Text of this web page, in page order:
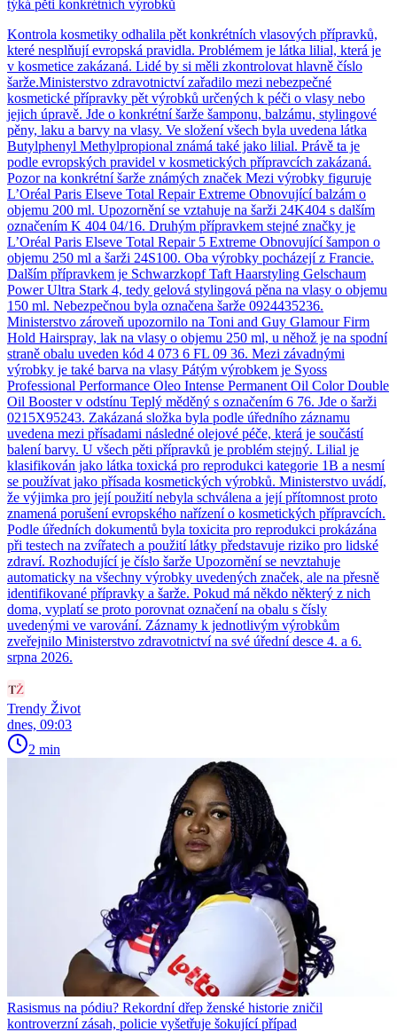
týká pěti konkrétních výrobků
Kontrola kosmetiky odhalila pět konkrétních vlasových přípravků,
které nesplňují evropská pravidla. Problémem je látka lilial, která je
v kosmetice zakázaná. Lidé by si měli zkontrolovat hlavně číslo
šarže.Ministerstvo zdravotnictví zařadilo mezi nebezpečné
kosmetické přípravky pět výrobků určených k péči o vlasy nebo
jejich úpravě. Jde o konkrétní šarže šamponu, balzámu, stylingové
pěny, laku a barvy na vlasy. Ve složení všech byla uvedena látka
Butylphenyl Methylpropional známá také jako lilial. Právě ta je
podle evropských pravidel v kosmetických přípravcích zakázaná.
Pozor na konkrétní šarže známých značek Mezi výrobky figuruje
L’Oréal Paris Elseve Total Repair Extreme Obnovující balzám o
objemu 200 ml. Upozornění se vztahuje na šarži 24K404 s dalším
označením K 404 04/16. Druhým přípravkem stejné značky je
L’Oréal Paris Elseve Total Repair 5 Extreme Obnovující šampon o
objemu 250 ml a šarži 24S100. Oba výrobky pocházejí z Francie.
Dalším přípravkem je Schwarzkopf Taft Haarstyling Gelschaum
Power Ultra Stark 4, tedy gelová stylingová pěna na vlasy o objemu
150 ml. Nebezpečnou byla označena šarže 0924435236.
Ministerstvo zároveň upozornilo na Toni and Guy Glamour Firm
Hold Hairspray, lak na vlasy o objemu 250 ml, u něhož je na spodní
straně obalu uveden kód 4 073 6 FL 09 36. Mezi závadnými
výrobky je také barva na vlasy Pátým výrobkem je Syoss
Professional Performance Oleo Intense Permanent Oil Color Double
Oil Booster v odstínu Teplý měděný s označením 6 76. Jde o šarži
0215X95243. Zakázaná složka byla podle úředního záznamu
uvedena mezi přísadami následné olejové péče, která je součástí
balení barvy. U všech pěti přípravků je problém stejný. Lilial je
klasifikován jako látka toxická pro reprodukci kategorie 1B a nesmí
se používat jako přísada kosmetických výrobků. Ministerstvo uvádí,
že výjimka pro její použití nebyla schválena a její přítomnost proto
znamená porušení evropského nařízení o kosmetických přípravcích.
Podle úředních dokumentů byla toxicita pro reprodukci prokázána
při testech na zvířatech a použití látky představuje riziko pro lidské
zdraví. Rozhodující je číslo šarže Upozornění se nevztahuje
automaticky na všechny výrobky uvedených značek, ale na přesně
identifikované přípravky a šarže. Pokud má někdo některý z nich
doma, vyplatí se proto porovnat označení na obalu s čísly
uvedenými ve varování. Záznamy k jednotlivým výrobkům
zveřejnilo Ministerstvo zdravotnictví na své úřední desce 4. a 6.
srpna 2026.
Trendy Život
dnes, 09:03
2 min
Rasismus na pódiu? Rekordní dřep ženské historie zničil
kontroverzní zásah, policie vyšetřuje šokující případ